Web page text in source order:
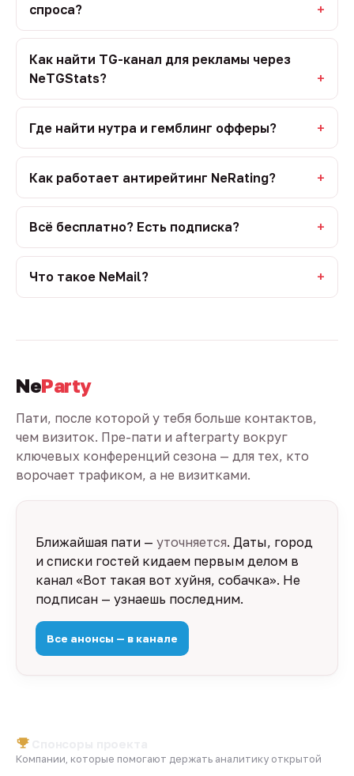
спроса?
Как найти TG-канал для рекламы через
NeTGStats?
Где найти нутра и гемблинг офферы?
Как работает антирейтинг NeRating?
Всё бесплатно? Есть подписка?
Что такое NeMail?
NeParty
Пати, после которой у тебя больше контактов,
чем визиток. Пре-пати и afterparty вокруг
ключевых конференций сезона — для тех, кто
ворочает трафиком, а не визитками.
Ближайшая пати — уточняется. Даты, город
и списки гостей кидаем первым делом в
канал «Вот такая вот хуйня, собачка». Не
подписан — узнаешь последним.
Все анонсы — в канале
Компании, которые помогают держать аналитику открытой